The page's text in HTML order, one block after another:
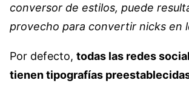
conversor de estilos, puede
provecho para convertir nicks en
Por defecto, todas las redes
tienen tipografías